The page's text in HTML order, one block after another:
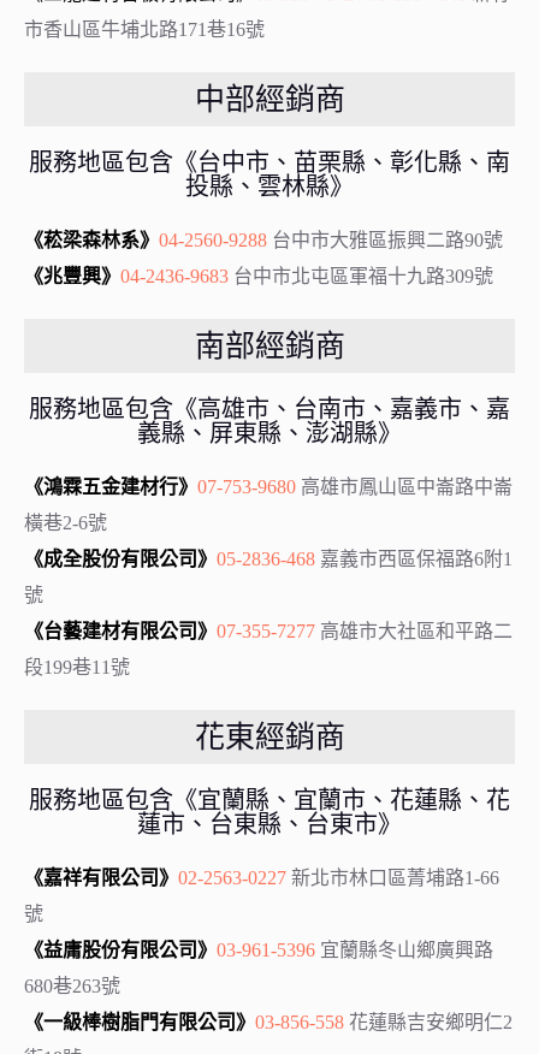
市香山區牛埔北路171巷16號
中部經銷商
服務地區包含《台中市、苗栗縣、彰化縣、南
投縣、雲林縣》
《菘梁森林系》 04-2560-9288 台中市大雅區振興二路90號
《兆豐興》 04-2436-9683 台中市北屯區軍福十九路309號
南部經銷商
服務地區包含《高雄市、台南市、嘉義市、嘉
義縣、屏東縣、澎湖縣》
《鴻霖五金建材行》 07-753-9680 高雄市鳳山區中崙路中崙
橫巷2-6號
《成全股份有限公司》 05-2836-468 嘉義市西區保福路6附1
號
《台藝建材有限公司》 07-355-7277 高雄市大社區和平路二
段199巷11號
花東經銷商
服務地區包含《宜蘭縣、宜蘭市、花蓮縣、花
蓮市、台東縣、台東市》
《嘉祥有限公司》 02-2563-0227 新北市林口區菁埔路1-66
號
《益庸股份有限公司》 03-961-5396 宜蘭縣冬山鄉廣興路
680巷263號
《一級棒樹脂門有限公司》 03-856-558 花蓮縣吉安鄉明仁2